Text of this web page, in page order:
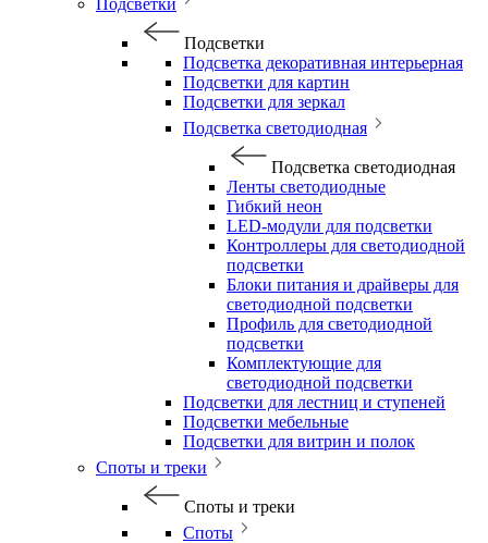
Подсветки
Подсветки
Подсветка декоративная интерьерная
Подсветки для картин
Подсветки для зеркал
Подсветка светодиодная
Подсветка светодиодная
Ленты светодиодные
Гибкий неон
LED-модули для подсветки
Контроллеры для светодиодной
подсветки
Блоки питания и драйверы для
светодиодной подсветки
Профиль для светодиодной
подсветки
Комплектующие для
светодиодной подсветки
Подсветки для лестниц и ступеней
Подсветки мебельные
Подсветки для витрин и полок
Споты и треки
Споты и треки
Споты